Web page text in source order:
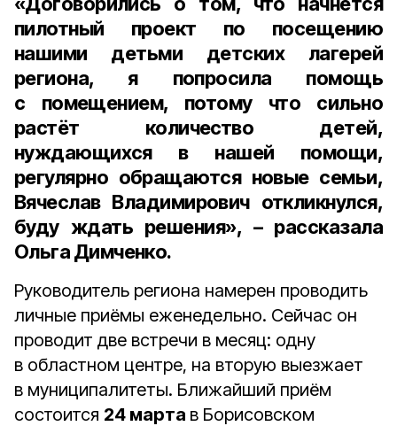
пилотный проект по посещению
нашими детьми детских лагерей
региона, я попросила помощь
с помещением, потому что сильно
растёт количество детей,
нуждающихся в нашей помощи,
регулярно обращаются новые семьи,
Вячеслав Владимирович откликнулся,
буду ждать решения», – рассказала
Ольга Димченко.
Руководитель региона намерен проводить
личные приёмы еженедельно. Сейчас он
проводит две встречи в месяц: одну
в областном центре, на вторую выезжает
в муниципалитеты. Ближайший приём
состоится 24 марта в Борисовском